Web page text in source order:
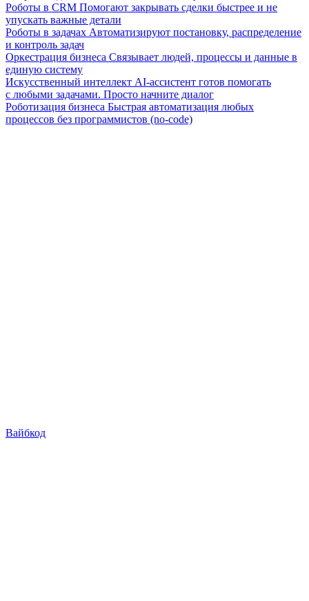
Роботы в CRM Помогают закрывать сделки быстрее и не
упускать важные детали
Роботы в задачах Автоматизируют постановку, распределение
и контроль задач
Оркестрация бизнеса Связывает людей, процессы и данные в
единую систему
Искусственный интеллект AI-ассистент готов помогать
с любыми задачами. Просто начните диалог
Роботизация бизнеса Быстрая автоматизация любых
процессов без программистов (no-code)
Вайбкод